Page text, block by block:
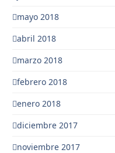
mayo 2018
abril 2018
marzo 2018
febrero 2018
enero 2018
diciembre 2017
noviembre 2017